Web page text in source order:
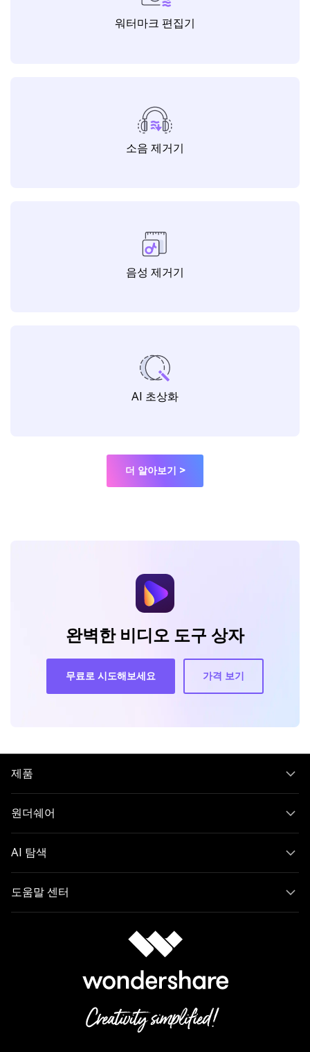
워터마크 편집기
소음 제거기
음성 제거기
AI 초상화
더 알아보기 >
완벽한 비디오 도구 상자
무료로 시도해보세요 가격 보기
제품
원더쉐어
AI 탐색
도움말 센터